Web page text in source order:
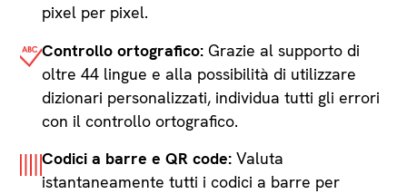
pixel per pixel.
Controllo ortografico: Grazie al supporto di
oltre 44 lingue e alla possibilità di utilizzare
dizionari personalizzati, individua tutti gli errori
con il controllo ortografico.
Codici a barre e QR code: Valuta
istantaneamente tutti i codici a barre per